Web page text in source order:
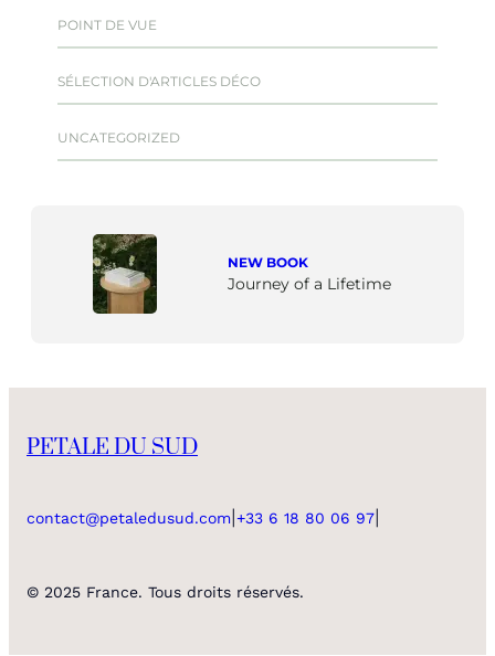
POINT DE VUE
SÉLECTION D'ARTICLES DÉCO
UNCATEGORIZED
NEW BOOK
Journey of a Lifetime
PETALE DU SUD
contact@petaledusud.com +33 6 18 80 06 97
© 2025 France. Tous droits réservés.